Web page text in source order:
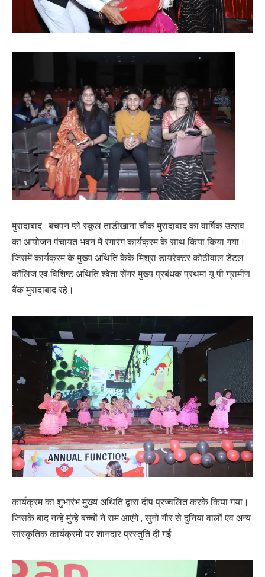
मुरादाबाद।बचपन प्ले स्कूल ताड़ीखाना चौक मुरादाबाद का वार्षिक उत्सव
का आयोजन पंचायत भवन में रंगारंग कार्यक्रम के साथ किया किया गया।
जिसमें कार्यक्रम के मुख्य अथिति केके मिश्रा डायरेक्टर कोठीवाल डेंटल
कॉलिज एवं विशिष्ट अथिति श्वेता सेंगर मुख्य प्रबंधक प्रथमा यू पी ग्रामीण
बैंक मुरादाबाद रहे।
कार्यक्रम का शुभारंभ मुख्य अथिति द्वारा दीप प्रज्वलित करके किया गया।
जिसके बाद नन्हे मुंन्हे बच्चों ने राम आएंगे , सुनो गौर से दुनिया वालों एव अन्य
सांस्कृतिक कार्यक्रमों पर शानदार प्रस्तुति दी गई